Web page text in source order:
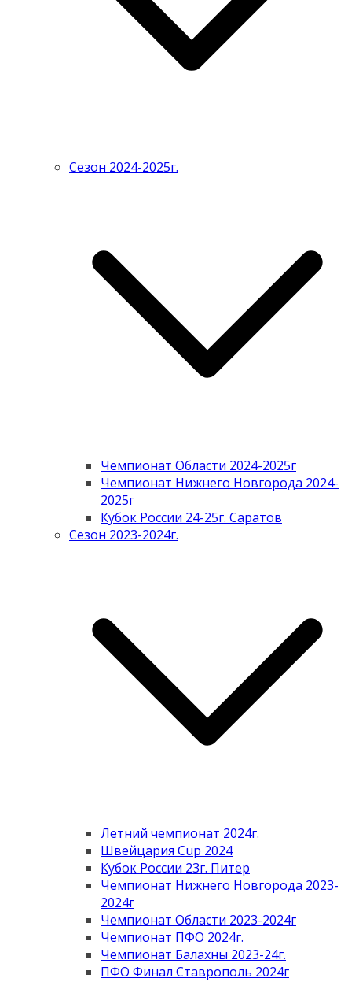
Сезон 2024-2025г.
Чемпионат Области 2024-2025г
Чемпионат Нижнего Новгорода 2024-
2025г
Кубок России 24-25г. Саратов
Сезон 2023-2024г.
Летний чемпионат 2024г.
Швейцария Cup 2024
Кубок России 23г. Питер
Чемпионат Нижнего Новгорода 2023-
2024г
Чемпионат Области 2023-2024г
Чемпионат ПФО 2024г.
Чемпионат Балахны 2023-24г.
ПФО Финал Ставрополь 2024г